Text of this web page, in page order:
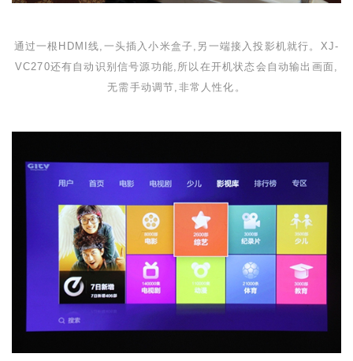
通过一根 HDMI线,一头插入小米盒子,另一端接入投影机就行。 XJ-
VC270还有自动识别信号源功能,所以在开机状态会自动输出画面,
无需手动调节,非常人性化。